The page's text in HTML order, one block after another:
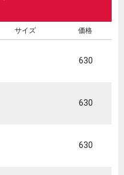
サイズ 価格
630
630
630